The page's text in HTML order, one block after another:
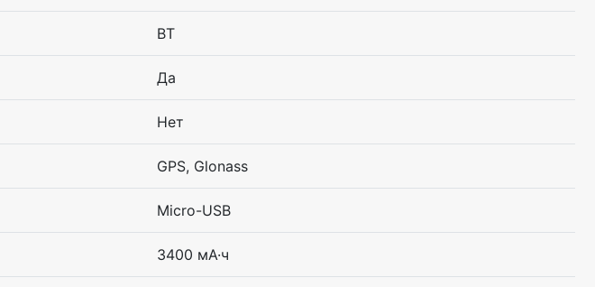
BT
Да
Нет
GPS, Glonass
Micro-USB
3400 мА·ч